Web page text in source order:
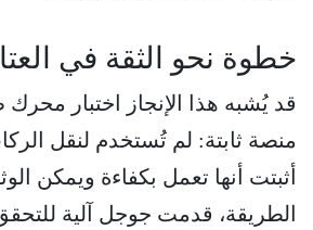
خطوة نحو الثقة في
قد يُشبه هذا الإنجاز اختبار
منصة ثابتة: لم تُستخدم لنقل
أثبتت أنها تعمل بكفاءة ويمكن
الطريقة، قدمت جوجل آلية